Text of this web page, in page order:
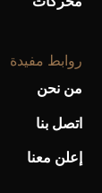
روابط مفيدة
من نحن
اتصل بنا
إعلن معنا